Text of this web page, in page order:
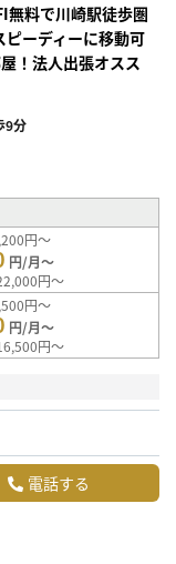
無料で川崎駅徒歩圏
ーディーに移動可
！法人出張オスス
9分
円～
円/月～
円～
円～
円/月～
円～
電話する